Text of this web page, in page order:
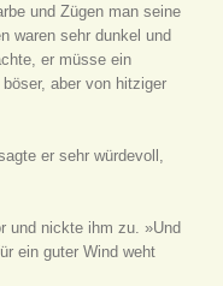
und Zügen man seine
waren sehr dunkel und
er müsse ein
aber von hitziger
er sehr würdevoll,
und nickte ihm zu. »Und
ein guter Wind weht